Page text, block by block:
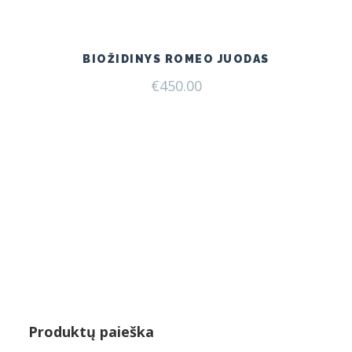
BIOŽIDINYS ROMEO JUODAS
€450.00
Produktų paieška